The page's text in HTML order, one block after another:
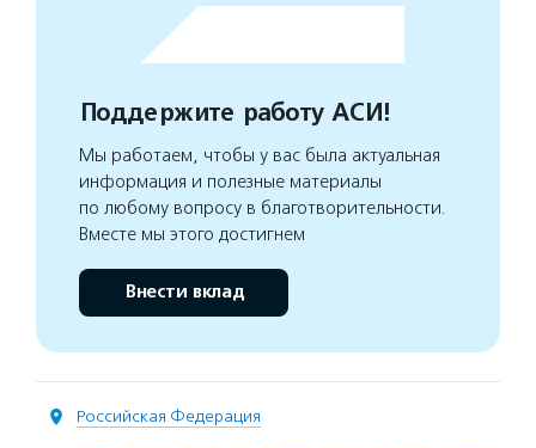
Поддержите работу АСИ!
Мы работаем, чтобы у вас была актуальная
информация и полезные материалы
по любому вопросу в благотворительности.
Вместе мы этого достигнем
Внести вклад
Российская Федерация